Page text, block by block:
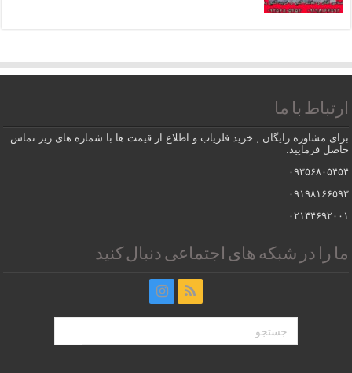
ارتباط با ما
برای مشاوره رایگان , خرید فلزیاب و اطلاع از قیمت ها با شماره های زیر تماس
حاصل فرمایید.
۰۹۳۵۶۸۰۵۴۵۴
۰۹۱۹۸۱۶۶۵۹۳
۰۲۱۴۴۶۹۲۰۰۱
ما را در شبکه های اجتماعی دنبال کنید